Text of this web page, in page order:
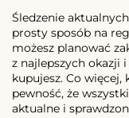
Śledzenie
prosty sposób na
możesz planować
z najlepszych okazji
kupujesz. Co więcej,
pewność, że
aktualne i